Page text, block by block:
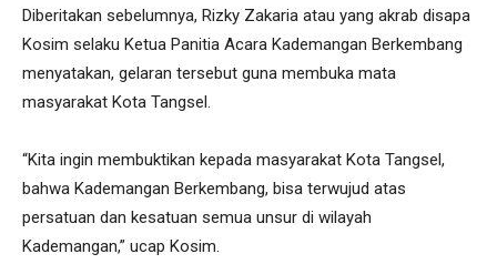
Diberitakan sebelumnya, Rizky Zakaria atau yang akrab disapa
Kosim selaku Ketua Panitia Acara Kademangan Berkembang
menyatakan, gelaran tersebut guna membuka mata
masyarakat Kota Tangsel.
“Kita ingin membuktikan kepada masyarakat Kota Tangsel,
bahwa Kademangan Berkembang, bisa terwujud atas
persatuan dan kesatuan semua unsur di wilayah
Kademangan,” ucap Kosim.